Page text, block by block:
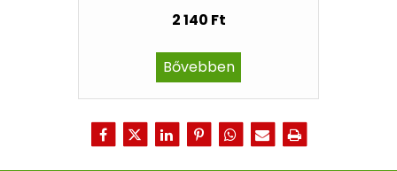
2 140 Ft
Bővebben